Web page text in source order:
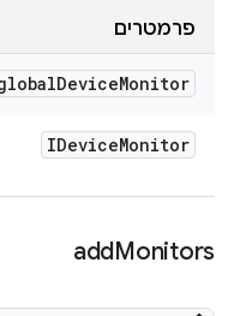
פרמטרים
DeviceMonitor
IDeviceMonitor
addMonitors